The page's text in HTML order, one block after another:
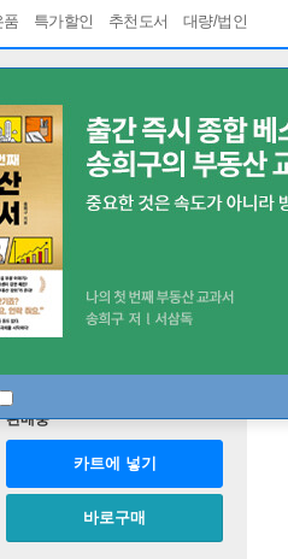
품 특가할인 추천도서 대량/법인
개정 교육과정 ]
판매중
카트에 넣기
바로구매